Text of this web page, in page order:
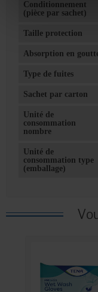
Conditionnement
(pièce par sachet)
Taille protection
Absorption en
Type de fuites
Sachet par carton
Unité de
consommation
nombre
Unité de
consommation type
(emballage)